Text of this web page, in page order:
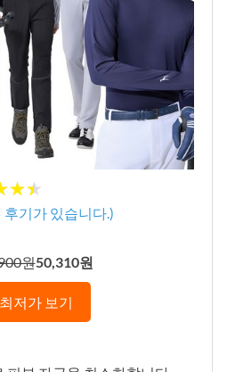
기가 있습니다.)
원50,310원
최저가 보기